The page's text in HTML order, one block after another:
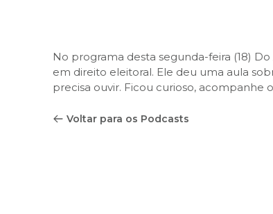
No programa desta segunda-feira (18)
em direito eleitoral. Ele deu uma aula
precisa ouvir. Ficou curioso, acompanhe
Voltar para os Podcasts